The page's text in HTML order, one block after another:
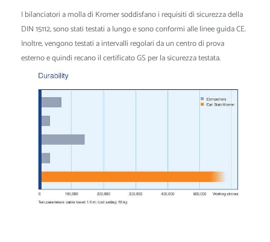
I bilanciatori a molla di Kromer soddisfano i requisiti di sicurezza della
DIN 15112, sono stati testati a lungo e sono conformi alle linee guida CE.
Inoltre, vengono testati a intervalli regolari da un centro di prova
esterno e quindi recano il certificato GS per la sicurezza testata.